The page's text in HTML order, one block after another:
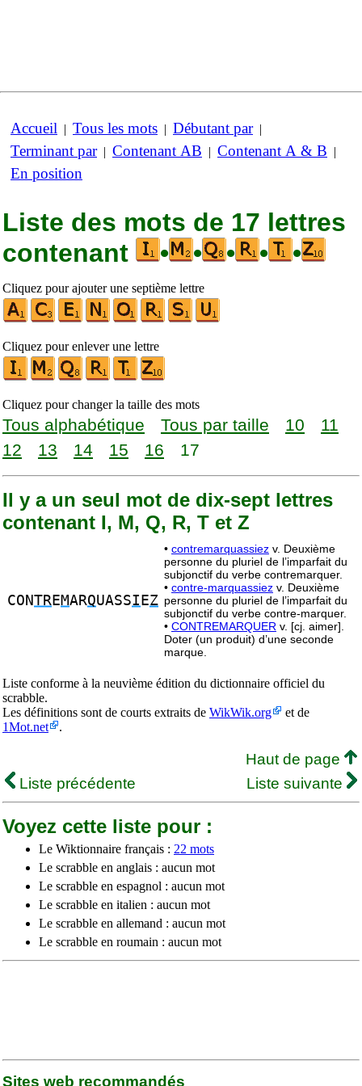
Accueil | Tous les mots | Débutant par|
Terminant par| Contenant AB | Contenant A & B |
En position
Liste des mots de 17 lettres
contenant
• • • • •
Cliquez pour ajouter une septième lettre
Cliquez pour enlever une lettre
Cliquez pour changer la taille des mots
Tous alphabétique Tous par taille 10
11
12
13 14 15 16 17
Il y a un seul mot de dix-sept lettres
contenant I, M, Q, R, T et Z
CONTREMARQUASSI EZ
• contremarquassiez v. Deuxième
personne du pluriel de l’imparfait du
subjonctif du verbe contremarquer.
• contre-marquassiez v. Deuxième
personne du pluriel de l’imparfait du
subjonctif du verbe contre-marquer.
• CONTREMARQUER v. [cj. aimer].
Doter (un produit) d’une seconde
marque.
Liste conforme à la neuvième édition du dictionnaire officiel du
scrabble.
Les définitions sont de courts extraits de WikWik.org
et de
1Mot.net
.
Haut de page
Liste précédente
Liste suivante
Voyez cette liste pour :
Le Wiktionnaire français : 22 mots
Le scrabble en anglais : aucun mot
Le scrabble en espagnol : aucun mot
Le scrabble en italien : aucun mot
Le scrabble en allemand : aucun mot
Le scrabble en roumain : aucun mot
Sites web recommandés